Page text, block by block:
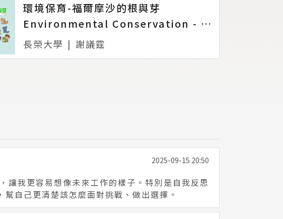
環境保育-福爾摩沙的根與芽
Environmental Conservation - Roots and Shoots of Formosa
長榮大學 | 謝議霆
2025-09-15 20:50
讓我更容易想像未來工作的樣子。特別是自我反思
自己更清楚該怎麼面對挑戰、做出選擇。